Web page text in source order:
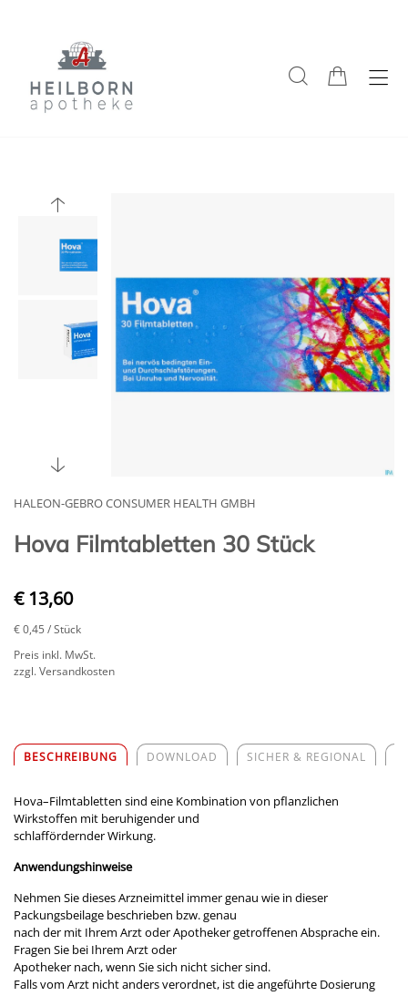
HALEON-GEBRO CONSUMER HEALTH GMBH
Hova Filmtabletten 30 Stück
€ 13,60
€ 0,45 / Stück
Preis inkl. MwSt.
zzgl. Versandkosten
BESCHREIBUNG DOWNLOAD SICHER & REGIONAL
Hova–Filmtabletten sind eine Kombination von pflanzlichen
Wirkstoffen mit beruhigender und
schlaffördernder Wirkung.
Anwendungshinweise
Nehmen Sie dieses Arzneimittel immer genau wie in dieser
Packungsbeilage beschrieben bzw. genau
nach der mit Ihrem Arzt oder Apotheker getroffenen Absprache ein.
Fragen Sie bei Ihrem Arzt oder
Apotheker nach, wenn Sie sich nicht sicher sind.
Falls vom Arzt nicht anders verordnet, ist die angeführte Dosierung